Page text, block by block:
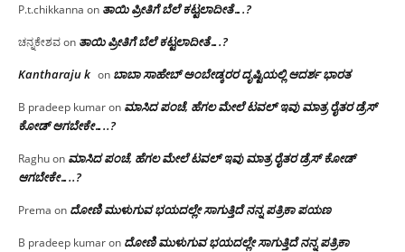
P.t.chikkanna on ತಾಯಿ ಪ್ರೀತಿಗೆ ಬೆಲೆ ಕಟ್ಟಲಾದೀತೆ….?
ಚನ್ನಕೇಶವon ತಾಯಿ ಪ್ರೀತಿಗೆ ಬೆಲೆ ಕಟ್ಟಲಾದೀತೆ….?
Kantharaju k on ಬಾಬಾ ಸಾಹೇಬ್ ಅಂಬೇಡ್ಕರರ ದೃಷ್ಟಿಯಲ್ಲಿ ಆದರ್ಶ ಭಾರತ
B pradeep kumaron ಮಾಸಿದ ಪಂಚೆ, ಹೆಗಲ ಮೇಲೆ ಟವಲ್‌ ಇವು ಮಾತ್ರ ರೈತರ ಡ್ರೆಸ್‌
ಕೋಡ್ ಆಗಬೇಕೇ…..?‌
Raghuon ಮಾಸಿದ ಪಂಚೆ, ಹೆಗಲ ಮೇಲೆ ಟವಲ್‌ ಇವು ಮಾತ್ರ ರೈತರ ಡ್ರೆಸ್‌ ಕೋಡ್
ಆಗಬೇಕೇ…..?‌
Prema on ದೋಣಿ ಮುಳುಗುವ ಭಯದಲ್ಲೇ ಸಾಗುತ್ತಿದೆ ನನ್ನ ಪತ್ರಿಕಾ ಪಯಣ
B pradeep kumaron ದೋಣಿ ಮುಳುಗುವ ಭಯದಲ್ಲೇ ಸಾಗುತ್ತಿದೆ ನನ್ನ ಪತ್ರಿಕಾ